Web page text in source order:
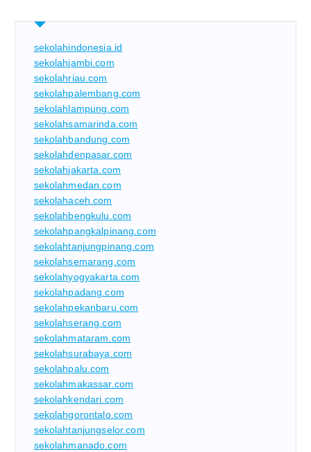
sekolahindonesia.id
sekolahjambi.com
sekolahriau.com
sekolahpalembang.com
sekolahlampung.com
sekolahsamarinda.com
sekolahbandung.com
sekolahdenpasar.com
sekolahjakarta.com
sekolahmedan.com
sekolahaceh.com
sekolahbengkulu.com
sekolahpangkalpinang.com
sekolahtanjungpinang.com
sekolahsemarang.com
sekolahyogyakarta.com
sekolahpadang.com
sekolahpekanbaru.com
sekolahserang.com
sekolahmataram.com
sekolahsurabaya.com
sekolahpalu.com
sekolahmakassar.com
sekolahkendari.com
sekolahgorontalo.com
sekolahtanjungselor.com
sekolahmanado.com